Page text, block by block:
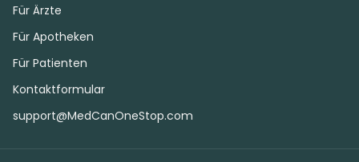
Für Ärzte
Für Apotheken
Für Patienten
Kontaktformular
support@MedCanOneStop.com